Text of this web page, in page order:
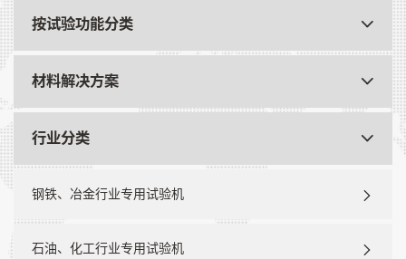
按试验功能分类
材料解决方案
行业分类
钢铁、冶金行业专用试验机
石油、化工行业专用试验机